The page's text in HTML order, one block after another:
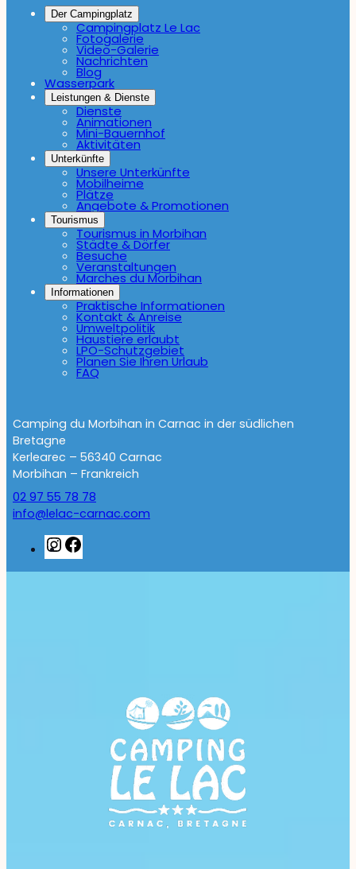
Der Campingplatz
Campingplatz Le Lac
Fotogalerie
Video-Galerie
Nachrichten
Blog
Wasserpark
Leistungen & Dienste
Dienste
Animationen
Mini-Bauernhof
Aktivitäten
Unterkünfte
Unsere Unterkünfte
Mobilheime
Plätze
Angebote & Promotionen
Tourismus
Tourismus in Morbihan
Städte & Dörfer
Besuche
Veranstaltungen
Marches du Morbihan
Informationen
Praktische Informationen
Kontakt & Anreise
Umweltpolitik
Haustiere erlaubt
LPO-Schutzgebiet
Planen Sie Ihren Urlaub
FAQ
Camping du Morbihan in Carnac in der südlichen
Bretagne
Kerlearec – 56340 Carnac
Morbihan – Frankreich
02 97 55 78 78
info@lelac-carnac.com
Instagram